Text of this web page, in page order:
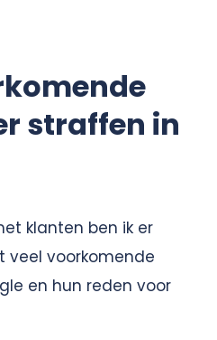
straffen in
klanten ben ik er
veel voorkomende
en hun reden voor